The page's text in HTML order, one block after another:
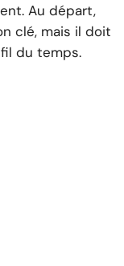
Au départ,
clé, mais il doit
du temps.